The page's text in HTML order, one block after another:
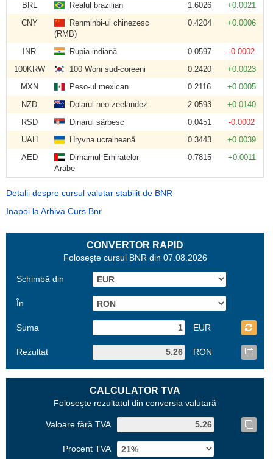
BRL
Realul brazilian 1.6026
+0.0021
CNY
Renminbi-ul chinezesc
(RMB)
0.4204 +0.0006
INR Rupia indiană 0.0597
-0.0002
100KRW
100 Woni sud-coreeni 0.2420
+0.0023
MXN
Peso-ul mexican 0.2116
+0.0005
NZD
Dolarul neo-zeelandez 2.0593
+0.0140
RSD
Dinarul sârbesc 0.0451
-0.0002
UAH
Hryvna ucraineană 0.3443
+0.0039
AED
Dirhamul Emiratelor
Arabe
0.7815 +0.0011
Detalii despre cursul valutar stabilit de BNR
Inapoi la Arhiva Curs Bnr
CONVERTOR RAPID
Foloseşte cursul BNR din 07.08.2026
Schimbă din
În
Suma EUR
Rezultat RON
CALCULATOR TVA
Foloseşte rezultatul din conversia valutară
Valoare fără TVA
Procent TVA